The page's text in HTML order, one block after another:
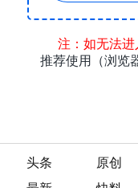
头条 原创